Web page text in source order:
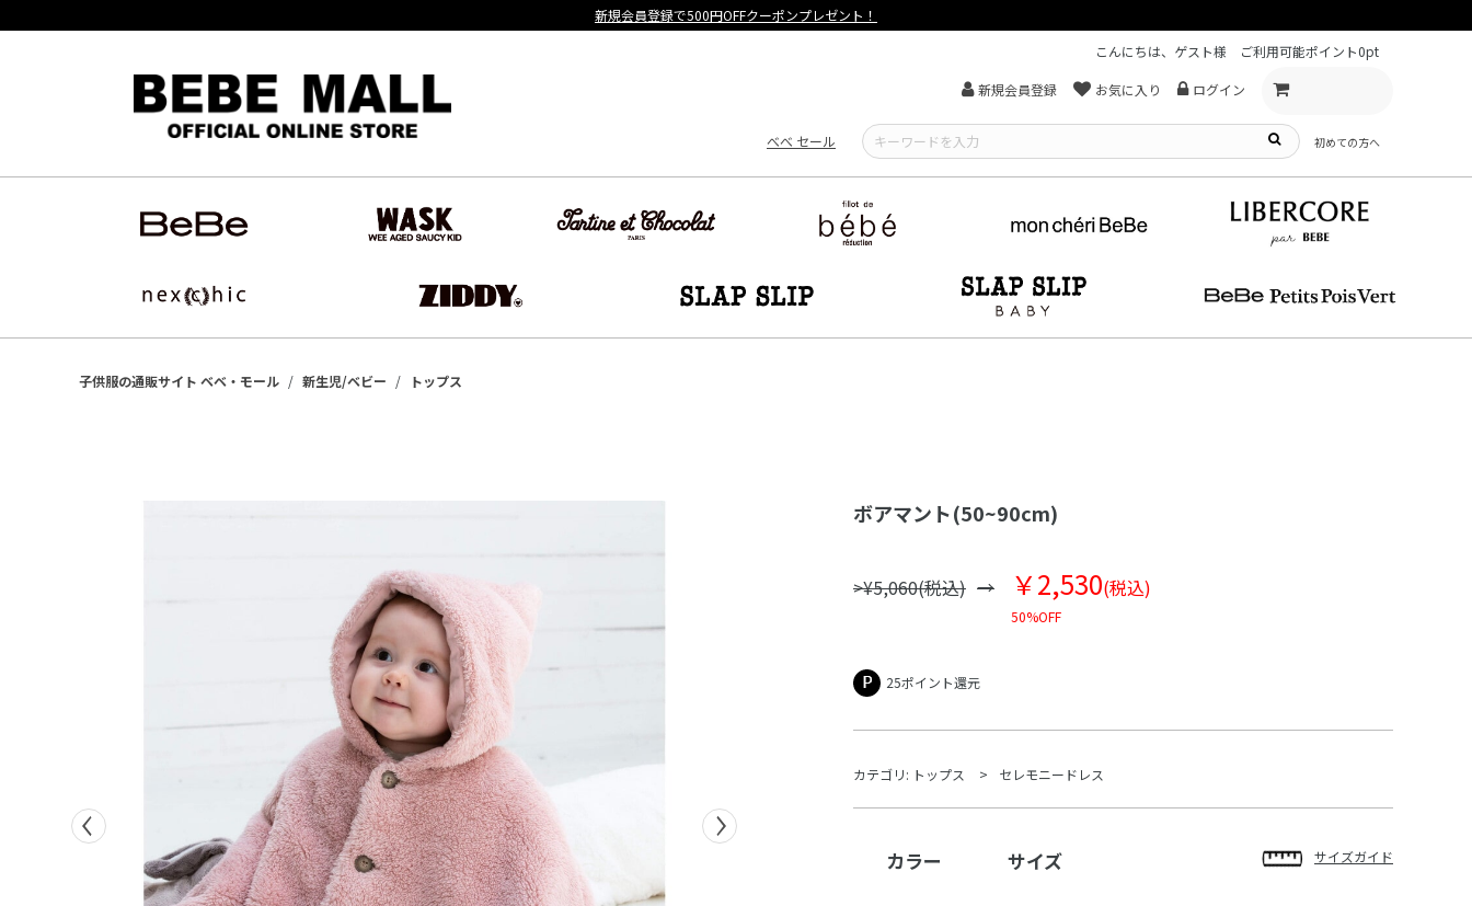
新規会員登録で500円OFFクーポンプレゼント！
こんにちは、ゲスト様
ご利用可能ポイント0pt
新規会員登録 お気に入り ログイン
べべ セール 初めての方へ
子供服の通販サイト ベベ・モール 新生児/ベビー トップス
ボアマント(50~90cm)
>¥5,060(税込) ￥2,530(税込)
50%OFF
25ポイント還元
カテゴリ: トップス セレモニードレス
カラー サイズ サイズガイド